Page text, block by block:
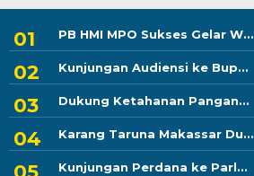
PB HMI MPO Sukses Gelar W...
Kunjungan Audiensi ke Bup...
Dukung Ketahanan Pangan...
Karang Taruna Makassar Du...
Kunjungan Perdana ke Parl...